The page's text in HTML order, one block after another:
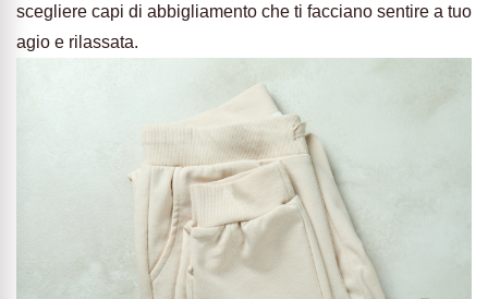
scegliere capi di abbigliamento che ti facciano sentire a tuo
agio e rilassata.